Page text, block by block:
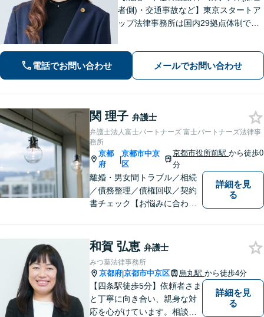
者側)・交通事故など】東京スタートア
ップ法律事務所は国内29拠点体制で全
専門性の高い弁護士が寄り添い解決を
サポートします。
電話でお問い合わせ メールでお問い合わせ
関 理子 弁護士
弁護士法人富士パートナーズ 富士パートナーズ法律事
務所
京都
府
|
京都市中京
区
京都市役所前駅から徒歩0
分
離婚・男女間トラブル／相続
／債務整理／債権回収／契約
書チェック【お悩みに合わせ
詳細を見
る
和賀 弘恵 弁護士
みつ葉法律事務所
京都府|京都市中京区 烏丸駅 から徒歩4分
【四条駅徒歩5分】依頼者さま
と丁寧に向き合い、親身な対
応を心がけています。相談料
詳細を見
る